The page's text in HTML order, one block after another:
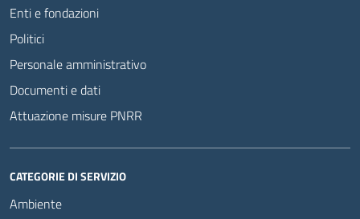
Enti e fondazioni
Politici
Personale amministrativo
Documenti e dati
Attuazione misure PNRR
CATEGORIE DI SERVIZIO
Ambiente